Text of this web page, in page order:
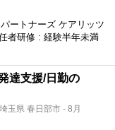
ートナーズ ケアリッツ
者研修 : 経験半年未満
達支援/日勤の
玉県 春日部市 - 8月